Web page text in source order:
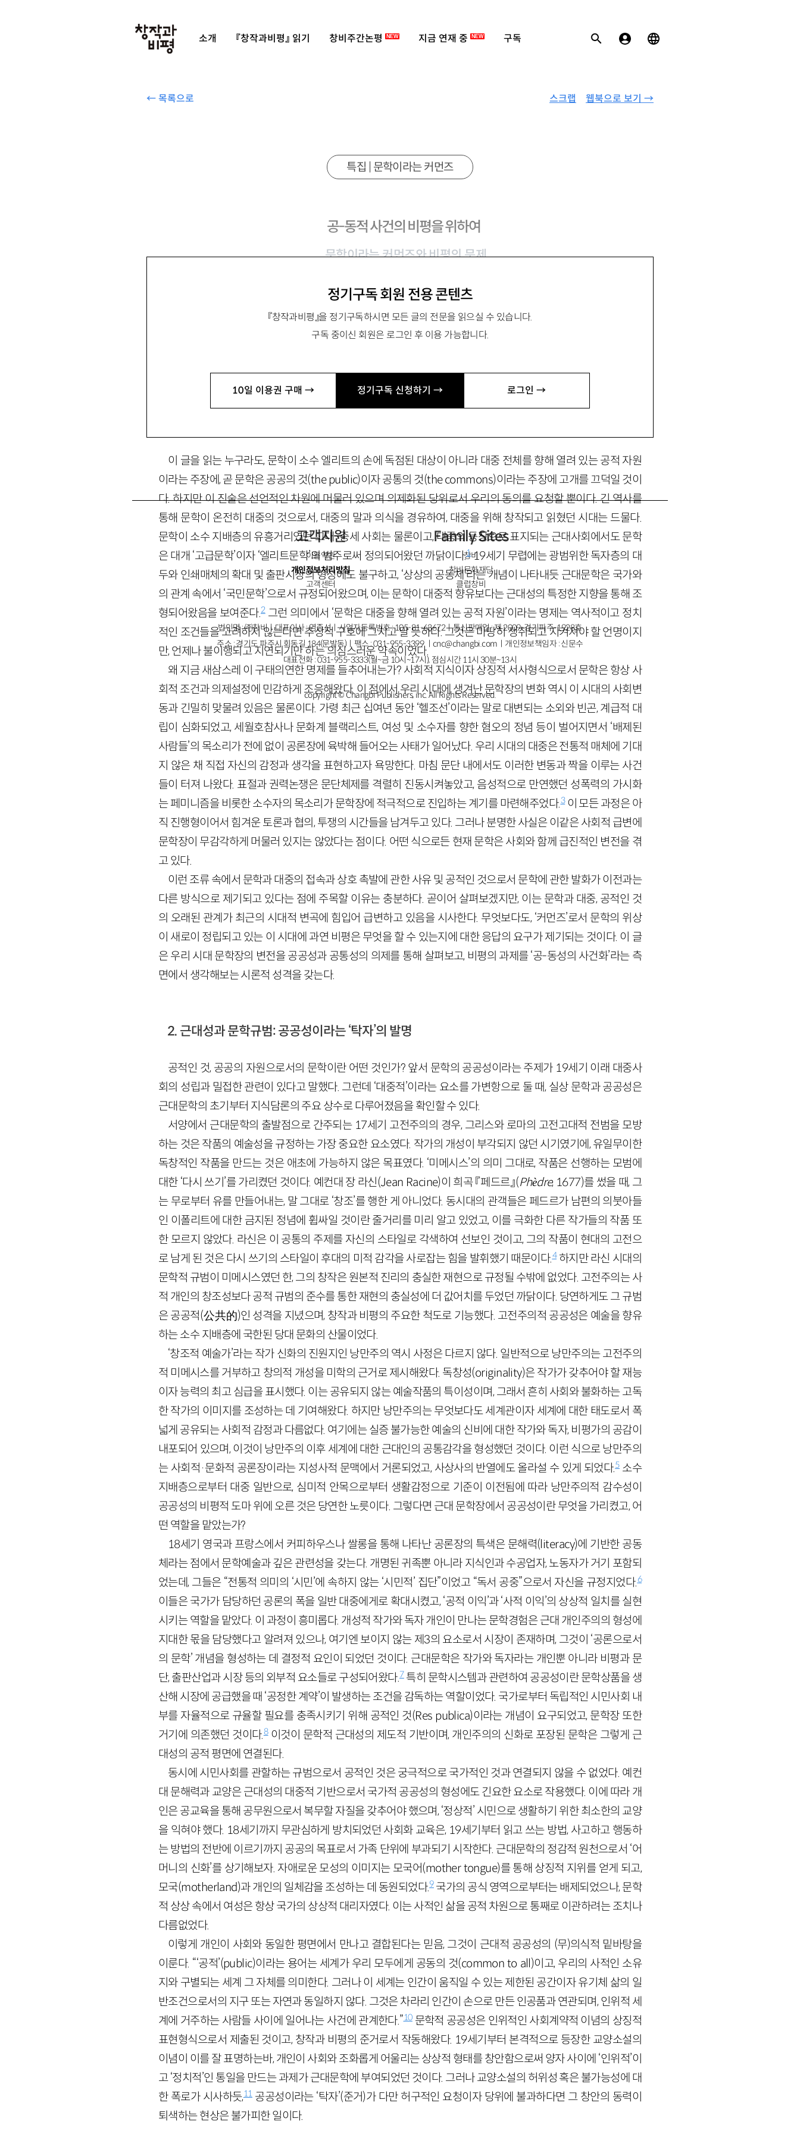
소개 『창작과비평』 읽기 창비주간논평 NEW 지금 연재 중 NEW 구독
← 목록으로 웹북으로 보기 →
스크랩
정기구독 회원 전용 콘텐츠
『창작과비평』을 정기구독하시면 모든 글의 전문을 읽으실 수 있습니다.
구독 중이신 회원은 로그인 후 이용 가능합니다.
10일 이용권 구매 → 정기구독 신청하기 → 로그인 →
특집 | 문학이라는 커먼즈
공-동적 사건의 비평을 위하여
문학이라는 커먼즈와 비평의 문제
이 글을 읽는 누구라도, 문학이 소수 엘리트의 손에 독점된 대상이 아니라 대중 전체를 향해 열려 있는 공적 자원
이라는 주장에, 곧 문학은 공공의 것(the public)이자 공통의 것(thecommons)이라는 주장에 고개를 끄덕일 것이
다. 하지만 이 진술은 선언적인 차원에 머물러 있으며 의제화된 당위로서 우리의 동의를 요청할 뿐이다. 긴 역사를
통해 문학이 온전히 대중의 것으로서, 대중의 말과 의식을 경유하여, 대중을 위해 창작되고 읽혔던 시대는 드물다.
문학이 소수 지배층의 유흥거리였던 고대·중세 사회는 물론이고, 대중의 등장으로 표지되는 근대사회에서도 문학
은 대개 ‘고급문학’이자 ‘엘리트문학’의 범주로써 정의되어왔던 까닭이다.119세기 무렵에는 광범위한 독자층의 대
두와 인쇄매체의 확대 및 출판시장의 형성에도 불구하고, ‘상상의 공동체’라는 개념이 나타내듯 근대문학은 국가와
의 관계 속에서 ‘국민문학’으로서 규정되어왔으며, 이는 문학이 대중적 향유보다는 근대성의 특정한 지향을 통해 조
형되어왔음을 보여준다.2그런 의미에서 ‘문학은 대중을 향해 열려 있는 공적 자원’이라는 명제는 역사적이고 정치
적인 조건들을 고려하지 않는다면 추상적 구호에 그치고 말 듯하다. 그것은 마땅히 쟁취되고 지켜져야 할 언명이지
만, 언제나 불이행되고 지연되기만 하는 의심스러운 약속이었다.
왜 지금 새삼스레 이 구태의연한 명제를 들추어내는가? 사회적 지식이자 상징적 서사형식으로서 문학은 항상 사
회적 조건과 의제설정에 민감하게 조응해왔다. 이 점에서 우리 시대에 생겨난 문학장의 변화 역시 이 시대의 사회변
동과 긴밀히 맞물려 있음은 물론이다. 가령 최근 십여년 동안 ‘헬조선’이라는 말로 대변되는 소외와 빈곤, 계급적 대
립이 심화되었고, 세월호참사나 문화계 블랙리스트, 여성 및 소수자를 향한 혐오의 정념 등이 벌어지면서 ‘배제된
사람들’의 목소리가 전에 없이 공론장에 육박해 들어오는 사태가 일어났다. 우리 시대의 대중은 전통적 매체에 기대
지 않은 채 직접 자신의 감정과 생각을 표현하고자 욕망한다. 마침 문단 내에서도 이러한 변동과 짝을 이루는 사건
들이 터져 나왔다. 표절과 권력논쟁은 문단체제를 격렬히 진동시켜놓았고, 음성적으로 만연했던 성폭력의 가시화
는 페미니즘을 비롯한 소수자의 목소리가 문학장에 적극적으로 진입하는 계기를 마련해주었다.3이 모든 과정은 아
직 진행형이어서 힘겨운 토론과 협의, 투쟁의 시간들을 남겨두고 있다. 그러나 분명한 사실은 이같은 사회적 급변에
문학장이 무감각하게 머물러 있지는 않았다는 점이다. 어떤 식으로든 현재 문학은 사회와 함께 급진적인 변전을 겪
고 있다.
이런 조류 속에서 문학과 대중의 접속과 상호 촉발에 관한 사유 및 공적인 것으로서 문학에 관한 발화가 이전과는
다른 방식으로 제기되고 있다는 점에 주목할 이유는 충분하다. 곧이어 살펴보겠지만, 이는 문학과 대중, 공적인 것
의 오래된 관계가 최근의 시대적 변곡에 힘입어 급변하고 있음을 시사한다. 무엇보다도, ‘커먼즈’로서 문학의 위상
이 새로이 정립되고 있는 이 시대에 과연 비평은 무엇을 할 수 있는지에 대한 응답의 요구가 제기되는 것이다. 이 글
은 우리 시대 문학장의 변전을 공공성과 공통성의 의제를 통해 살펴보고, 비평의 과제를 ‘공-동성의 사건화’라는 측
면에서 생각해보는 시론적 성격을 갖는다.
2. 근대성과 문학규범: 공공성이라는 ‘탁자’의 발명
공적인 것, 공공의 자원으로서의 문학이란 어떤 것인가? 앞서 문학의 공공성이라는 주제가 19세기 이래 대중사
회의 성립과 밀접한 관련이 있다고 말했다. 그런데 ‘대중적’이라는 요소를 가변항으로 둘 때, 실상 문학과 공공성은
근대문학의 초기부터 지식담론의 주요 상수로 다루어졌음을 확인할 수 있다.
서양에서 근대문학의 출발점으로 간주되는 17세기 고전주의의 경우, 그리스와 로마의 고전고대적 전범을 모방
하는 것은 작품의 예술성을 규정하는 가장 중요한 요소였다. 작가의 개성이 부각되지 않던 시기였기에, 유일무이한
독창적인 작품을 만드는 것은 애초에 가능하지 않은 목표였다. ‘미메시스’의 의미 그대로, 작품은 선행하는 모범에
대한 ‘다시 쓰기’를 가리켰던 것이다. 예컨대 장 라신(Jean Racine)이 희곡 『페드르』(Phèdre, 1677)를 썼을 때, 그
는 무로부터 유를 만들어내는, 말 그대로 ‘창조’를 행한 게 아니었다. 동시대의 관객들은 페드르가 남편의 의붓아들
인 이폴리트에 대한 금지된 정념에 휩싸일 것이란 줄거리를 미리 알고 있었고, 이를 극화한 다른 작가들의 작품 또
한 모르지 않았다. 라신은 이 공통의 주제를 자신의 스타일로 각색하여 선보인 것이고, 그의 작품이 현대의 고전으
로 남게 된 것은 다시 쓰기의 스타일이 후대의 미적 감각을 사로잡는 힘을 발휘했기 때문이다.4하지만 라신 시대의
문학적 규범이 미메시스였던 한, 그의 창작은 원본적 진리의 충실한 재현으로 규정될 수밖에 없었다. 고전주의는 사
적 개인의 창조성보다 공적 규범의 준수를 통한 재현의 충실성에 더 값어치를 두었던 까닭이다. 당연하게도 그 규범
은 공공적(公共的)인 성격을 지녔으며, 창작과 비평의 주요한 척도로 기능했다. 고전주의적 공공성은 예술을 향유
하는 소수 지배층에 국한된 당대 문화의 산물이었다.
‘창조적 예술가’라는 작가 신화의 진원지인 낭만주의 역시 사정은 다르지 않다. 일반적으로 낭만주의는 고전주의
적 미메시스를 거부하고 창의적 개성을 미학의 근거로 제시해왔다. 독창성(originality)은 작가가 갖추어야 할 재능
이자 능력의 최고 심급을 표시했다. 이는 공유되지 않는 예술작품의 특이성이며, 그래서 흔히 사회와 불화하는 고독
한 작가의 이미지를 조성하는 데 기여해왔다. 하지만 낭만주의는 무엇보다도 세계관이자 세계에 대한 태도로서 폭
넓게 공유되는 사회적 감정과 다름없다. 여기에는 실증 불가능한 예술의 신비에 대한 작가와 독자, 비평가의 공감이
내포되어 있으며, 이것이 낭만주의 이후 세계에 대한 근대인의 공통감각을 형성했던 것이다. 이런 식으로 낭만주의
는 사회적·문화적 공론장이라는 지성사적 문맥에서 거론되었고, 사상사의 반열에도 올라설 수 있게 되었다.5소수
지배층으로부터 대중 일반으로, 심미적 안목으로부터 생활감정으로 기준이 이전됨에 따라 낭만주의적 감수성이
공공성의 비평적 도마 위에 오른 것은 당연한 노릇이다. 그렇다면 근대 문학장에서 공공성이란 무엇을 가리켰고, 어
떤 역할을 맡았는가?
18세기 영국과 프랑스에서 커피하우스나 쌀롱을 통해 나타난 공론장의 특색은 문해력(literacy)에 기반한 공동
체라는 점에서 문학예술과 깊은 관련성을 갖는다. 개명된 귀족뿐 아니라 지식인과 수공업자, 노동자가 거기 포함되
었는데, 그들은 “전통적 의미의 ‘시민’에 속하지 않는 ‘시민적’ 집단”이었고 “독서 공중”으로서 자신을 규정지었다.6
이들은 국가가 담당하던 공론의 폭을 일반 대중에게로 확대시켰고, ‘공적 이익’과 ‘사적 이익’의 상상적 일치를 실현
시키는 역할을 맡았다. 이 과정이 흥미롭다. 개성적 작가와 독자 개인이 만나는 문학경험은 근대 개인주의의 형성에
지대한 몫을 담당했다고 알려져 있으나, 여기엔 보이지 않는 제3의 요소로서 시장이 존재하며, 그것이 ‘공론으로서
의 문학’ 개념을 형성하는 데 결정적 요인이 되었던 것이다. 근대문학은 작가와 독자라는 개인뿐 아니라 비평과 문
단, 출판산업과 시장 등의 외부적 요소들로 구성되어왔다.7특히 문학시스템과 관련하여 공공성이란 문학상품을 생
산해 시장에 공급했을 때 ‘공정한 계약’이 발생하는 조건을 감독하는 역할이었다. 국가로부터 독립적인 시민사회 내
부를 자율적으로 규율할 필요를 충족시키기 위해 공적인 것(Res publica)이라는 개념이 요구되었고, 문학장 또한
거기에 의존했던 것이다.8이것이 문학적 근대성의 제도적 기반이며, 개인주의의 신화로 포장된 문학은 그렇게 근
대성의 공적 평면에 연결된다.
동시에 시민사회를 관할하는 규범으로서 공적인 것은 궁극적으로 국가적인 것과 연결되지 않을 수 없었다. 예컨
대 문해력과 교양은 근대성의 대중적 기반으로서 국가적 공공성의 형성에도 긴요한 요소로 작용했다. 이에 따라 개
인은 공교육을 통해 공무원으로서 복무할 자질을 갖추어야 했으며, ‘정상적’ 시민으로 생활하기 위한 최소한의 교양
을 익혀야 했다. 18세기까지 무관심하게 방치되었던 사회화 교육은, 19세기부터 읽고 쓰는 방법, 사고하고 행동하
는 방법의 전반에 이르기까지 공공의 목표로서 가족 단위에 부과되기 시작한다. 근대문학의 정감적 원천으로서 ‘어
머니의 신화’를 상기해보자. 자애로운 모성의 이미지는 모국어(mother tongue)를 통해 상징적 지위를 얻게 되고,
모국(motherland)과 개인의 일체감을 조성하는 데 동원되었다.9국가의 공식 영역으로부터는 배제되었으나, 문학
적 상상 속에서 여성은 항상 국가의 상상적 대리자였다. 이는 사적인 삶을 공적 차원으로 통째로 이관하려는 조치나
다름없었다.
이렇게 개인이 사회와 동일한 평면에서 만나고 결합된다는 믿음, 그것이 근대적 공공성의 (무)의식적 밑바탕을
이룬다. “‘공적’(public)이라는 용어는 세계가 우리 모두에게 공동의 것(common to all )이고, 우리의 사적인 소유
지와 구별되는 세계 그 자체를 의미한다. 그러나 이 세계는 인간이 움직일 수 있는 제한된 공간이자 유기체 삶의 일
반조건으로서의 지구 또는 자연과 동일하지 않다. 그것은 차라리 인간이 손으로 만든 인공품과 연관되며, 인위적 세
계에 거주하는 사람들 사이에 일어나는 사건에 관계한다.”10문학적 공공성은 인위적인 사회계약적 이념의 상징적
표현형식으로서 제출된 것이고, 창작과 비평의 준거로서 작동해왔다. 19세기부터 본격적으로 등장한 교양소설의
이념이 이를 잘 표명하는바, 개인이 사회와 조화롭게 어울리는 상상적 형태를 창안함으로써 양자 사이에 ‘인위적’이
고 ‘정치적’인 통일을 만드는 과제가 근대문학에 부여되었던 것이다. 그러나 교양소설의 허위성 혹은 불가능성에 대
한 폭로가 시사하듯,11공공성이라는 ‘탁자’(준거)가 다만 허구적인 요청이자 당위에 불과하다면 그 창안의 동력이
퇴색하는 현상은 불가피한 일이다.
고객지원
이용약관
개인정보처리방침
고객센터
Family Sites
창비
창비문화재단
클럽창비
법인명 : ㈜창비ㅣ대표이사 : 염종선ㅣ사업자등록번호 : 105-81-63672ㅣ통신판매업 : 제 2009-경기파주-1928호
주소 : 경기도 파주시 회동길 184(문발동)ㅣ팩스 : 031-955-3399 ㅣcnc@changbi.com ㅣ개인정보책임자 : 신문수
대표전화 : 031-955-3333(월~금 10시~17시), 점심시간 11시 30분~13시
copyright © Changbi Publishers, inc. All Rights Reserved.